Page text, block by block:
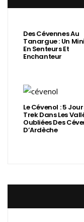
Des Cévennes Au
Tanargue : Un
En Senteurs Et
Enchanteur
Le Cévenol : 5
Trek Dans Les
Oubliées Des
D’Ardèche